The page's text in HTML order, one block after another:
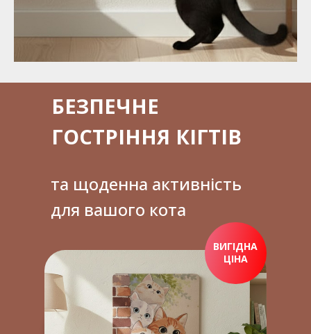
ПРИДБАТИ ЗАРАЗ
БЕЗПЕЧНЕ
ГОСТРІННЯ КІГТІВ
та щоденна активність
для вашого кота
ВИГІДНА
ЦІНА